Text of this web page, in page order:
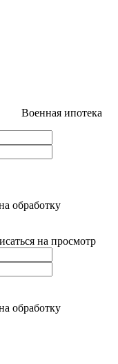
Военная ипотека
обработку
на просмотр
обработку